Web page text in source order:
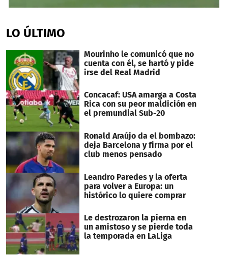
of
41
LO ÚLTIMO
Mourinho le comunicó que no
cuenta con él, se hartó y pide
irse del Real Madrid
Concacaf: USA amarga a Costa
Rica con su peor maldición en
el premundial Sub-20
Ronald Araújo da el bombazo:
deja Barcelona y firma por el
club menos pensado
Leandro Paredes y la oferta
para volver a Europa: un
histórico lo quiere comprar
Le destrozaron la pierna en
un amistoso y se pierde toda
la temporada en LaLiga